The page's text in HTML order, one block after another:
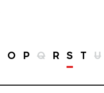
O P Q R S T U